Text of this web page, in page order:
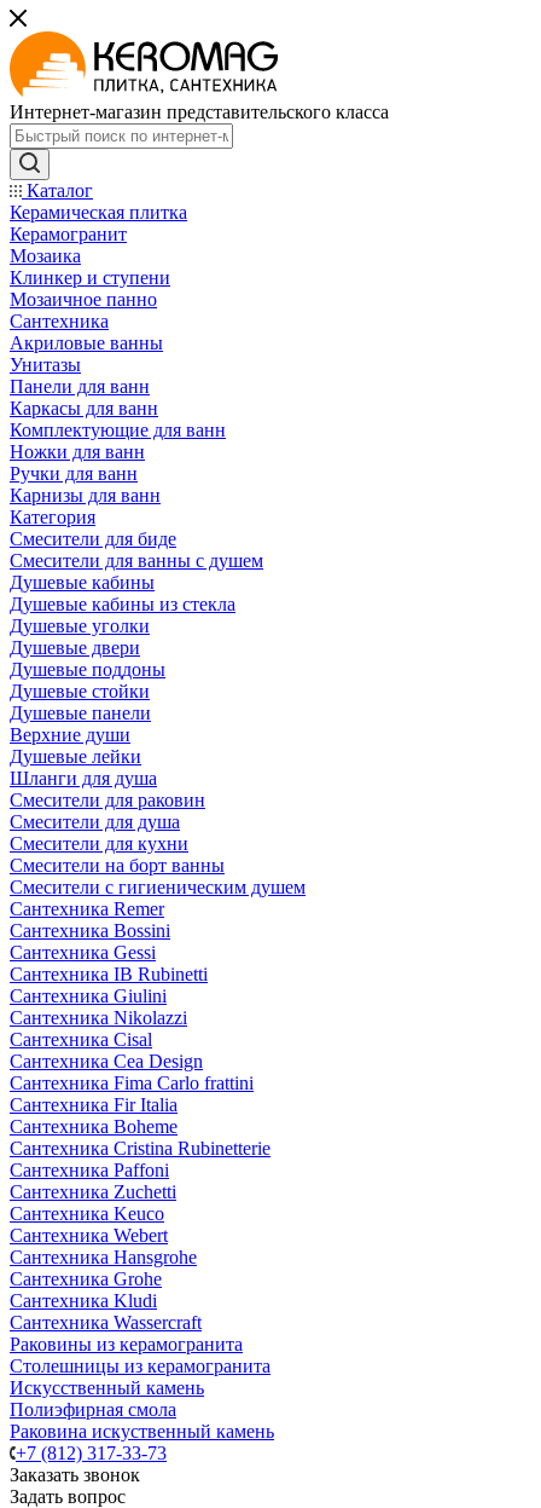
Интернет-магазин представительского класса
Каталог
Керамическая плитка
Керамогранит
Мозаика
Клинкер и ступени
Мозаичное панно
Сантехника
Акриловые ванны
Унитазы
Панели для ванн
Каркасы для ванн
Комплектующие для ванн
Ножки для ванн
Ручки для ванн
Карнизы для ванн
Категория
Смесители для биде
Смесители для ванны с душем
Душевые кабины
Душевые кабины из стекла
Душевые уголки
Душевые двери
Душевые поддоны
Душевые стойки
Душевые панели
Верхние души
Душевые лейки
Шланги для душа
Смесители для раковин
Смесители для душа
Смесители для кухни
Смесители на борт ванны
Смесители с гигиеническим душем
Сантехника Remer
Сантехника Bossini
Сантехника Gessi
Сантехника IB Rubinetti
Сантехника Giulini
Сантехника Nikolazzi
Сантехника Cisal
Сантехника Cea Design
Сантехника Fima Carlo frattini
Сантехника Fir Italia
Сантехника Boheme
Сантехника Cristina Rubinetterie
Сантехника Paffoni
Сантехника Zuchetti
Сантехника Keuco
Сантехника Webert
Сантехника Hansgrohe
Сантехника Grohe
Сантехника Kludi
Сантехника Wassercraft
Раковины из керамогранита
Столешницы из керамогранита
Искусственный камень
Полиэфирная смола
Раковина искуственный камень
+7 (812) 317-33-73
Заказать звонок
Задать вопрос